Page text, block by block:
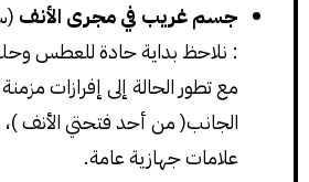
جسم غريب في مجرى الأنف
: نلاحظ بداية حادة للعطس
مع تطور الحالة إلى إفرازات
الجانب( من أحد فتحتي الأنف )،
علامات جهازية عامة.